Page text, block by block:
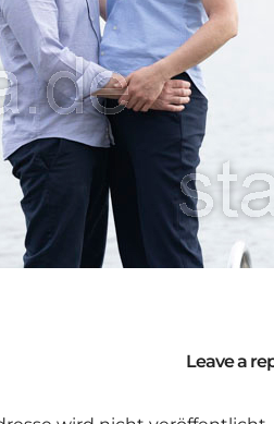
Leave a